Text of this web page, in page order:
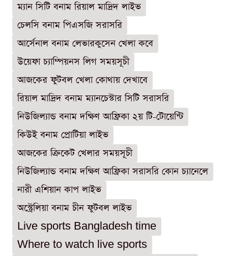
ম্যান সিটি বনাম রিয়াল মাদ্রিদ লাইভ
চেলসি বনাম পিএসজি সরাসরি
আর্সেনাল বনাম লেভারকুসেন খেলা কবে
উয়েফা চ্যাম্পিয়নস লিগ সময়সূচী
আজকের ফুটবল খেলা কোথায় দেখাবে
রিয়াল মাদ্রিদ বনাম ম্যানচেস্টার সিটি সরাসরি
নিউজিল্যান্ড বনাম দক্ষিণ আফ্রিকা ২য় টি-টোয়েন্টি
কিউই বনাম প্রোটিয়া লাইভ
আজকের ক্রিকেট খেলার সময়সূচী
নিউজিল্যান্ড বনাম দক্ষিণ আফ্রিকা সরাসরি কোন চ্যানেলে
নারী এশিয়ান কাপ লাইভ
অস্ট্রেলিয়া বনাম চীন ফুটবল লাইভ
Live sports Bangladesh time
Where to watch live sports